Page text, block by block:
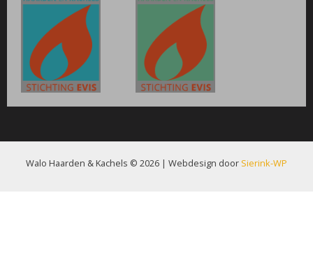
Walo Haarden & Kachels © 2026 | Webdesign door Sierink-WP